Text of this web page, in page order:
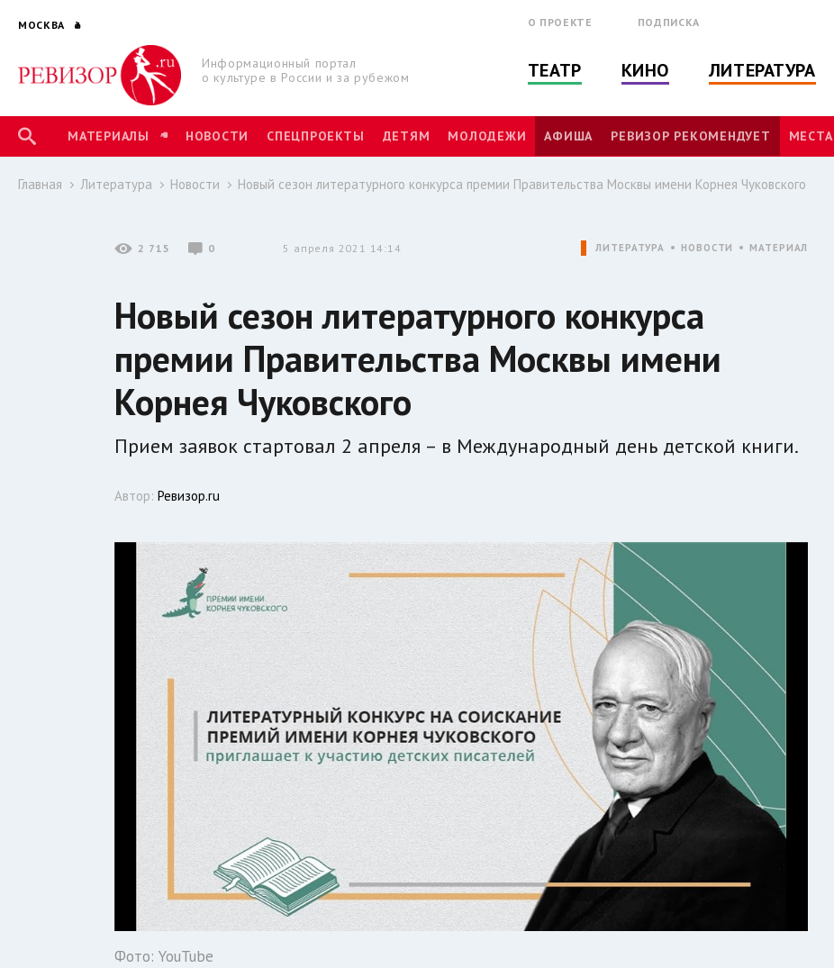
МОСКВА
Информационный портал
о культуре в России и за рубежом
О ПРОЕКТЕ ПОДПИСКА
ТЕАТР КИНО ЛИТЕРАТУРА
МАТЕРИАЛЫ НОВОСТИ СПЕЦПРОЕКТЫ ДЕТЯМ МОЛОДЕЖИ АФИША РЕВИЗОР РЕКОМЕНДУЕТ МЕСТА
Главная Литература Новости Новый сезон литературного конкурса премии Правительства Москвы имени Корнея Чуковского
2 715 0 5 апреля 2021 14:14 ЛИТЕРАТУРА НОВОСТИ МАТЕРИАЛ
Новый сезон литературного конкурса
премии Правительства Москвы имени
Корнея Чуковского
Прием заявок стартовал 2 апреля – в Международный день детской книги.
Автор:Ревизор.ru
Фото: YouTube